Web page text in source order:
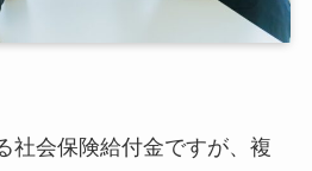
社会保険給付金ですが、複